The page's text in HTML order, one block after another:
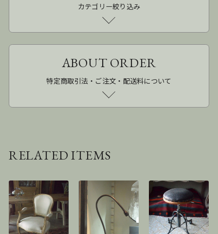
カテゴリー絞り込み
ABOUT ORDER
特定商取引法・ご注文・配送料について
RELATED ITEMS